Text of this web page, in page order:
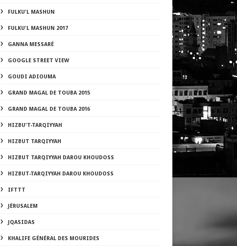
FULKU'L MASHUN
FULKU'L MASHUN 2017
GANNA MESSARÉ
GOOGLE STREET VIEW
GOUDI ADIOUMA
GRAND MAGAL DE TOUBA 2015
GRAND MAGAL DE TOUBA 2016
HIZBU'T-TARQIYYAH
HIZBUT TARQIYYAH
HIZBUT TARQIYYAH DAROU KHOUDOSS
HIZBUT-TARQIYYAH DAROU KHOUDOSS
IFTTT
JÉRUSALEM
JQASIDAS
KHALIFE GÉNÉRAL DES MOURIDES